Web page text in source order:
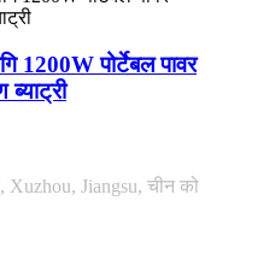
1200W पोर्टेबल पावर
Xuzhou, Jiangsu, चीन को